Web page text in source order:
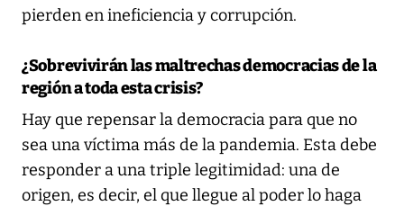
pierden en ineficiencia y corrupción.
¿Sobrevivirán las maltrechas democracias de la
región a toda esta crisis?
Hay que repensar la democracia para que no
sea una víctima más de la pandemia. Esta debe
responder a una triple legitimidad: una de
origen, es decir, el que llegue al poder lo haga